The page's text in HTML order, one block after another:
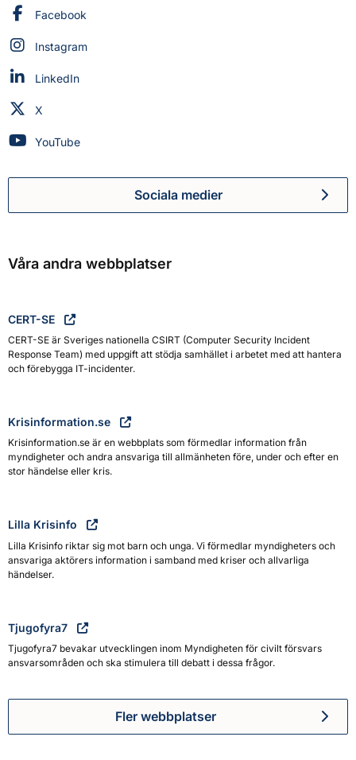
Myndigheten för civilt försvar på
Facebook
Myndigheten för civilt försvar på
Instagram
Myndigheten för civilt försvar på
LinkedIn
Myndigheten för civilt försvar på
X
Myndigheten för civilt försvar på
YouTube
Myndigheten för civilt
Sociala medier
Våra andra webbplatser
CERT-SE
CERT-SE är Sveriges nationella CSIRT (Computer Security Incident
Response Team) med uppgift att stödja samhället i arbetet med att hantera
och förebygga IT-incidenter.
Krisinformation.se
Krisinformation.se är en webbplats som förmedlar information från
myndigheter och andra ansvariga till allmänheten före, under och efter en
stor händelse eller kris.
Lilla Krisinfo
Lilla Krisinfo riktar sig mot barn och unga. Vi förmedlar myndigheters och
ansvariga aktörers information i samband med kriser och allvarliga
händelser.
Tjugofyra7
Tjugofyra7 bevakar utvecklingen inom Myndigheten för civilt försvars
ansvarsområden och ska stimulera till debatt i dessa frågor.
Fler webbplatser